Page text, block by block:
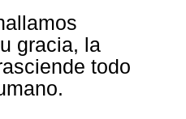
gracia, la
todo